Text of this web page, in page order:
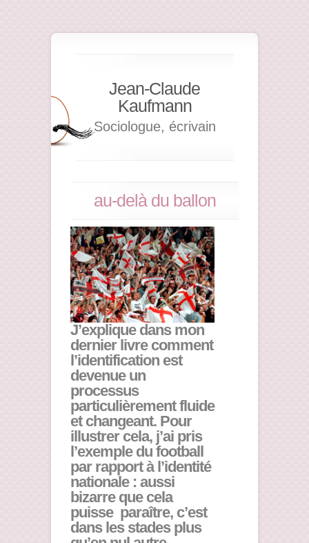
Jean-Claude
Kaufmann
Sociologue, écrivain
au-delà du ballon
J’explique dans mon
dernier livre comment
l’identification est
devenue un
processus
particulièrement fluide
et changeant. Pour
illustrer cela, j’ai pris
l’exemple du football
par rapport à l’identité
nationale : aussi
bizarre que cela
puisse paraître, c’est
dans les stades plus